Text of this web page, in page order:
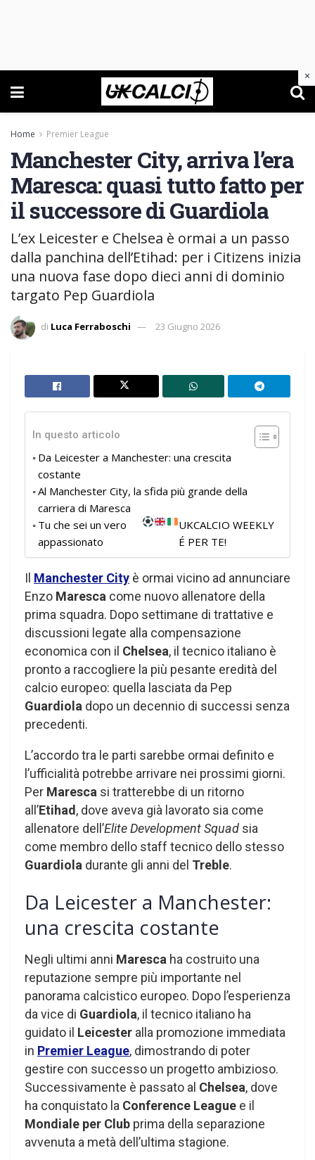
Home Premier League
Manchester City, arriva l’era
Maresca: quasi tutto fatto per
il successore di Guardiola
L’ex Leicester e Chelsea è ormai a un passo
dalla panchina dell’Etihad: per i Citizens inizia
una nuova fase dopo dieci anni di dominio
targato Pep Guardiola
di Luca Ferraboschi 23 Giugno 2026
In questo articolo
Da Leicester a Manchester: una crescita
costante
Al Manchester City, la sfida più grande della
carriera di Maresca
Tu che sei un vero
appassionato
UKCALCIO WEEKLY
É PER TE!
Il Manchester City è ormai vicino ad annunciare
Enzo Maresca come nuovo allenatore della
prima squadra. Dopo settimane di trattative e
discussioni legate alla compensazione
economica con il Chelsea, il tecnico italiano è
pronto a raccogliere la più pesante eredità del
calcio europeo: quella lasciata da Pep
Guardiola dopo un decennio di successi senza
precedenti.
L’accordo tra le parti sarebbe ormai definito e
l’ufficialità potrebbe arrivare nei prossimi giorni.
Per Maresca si tratterebbe di un ritorno
all’Etihad, dove aveva già lavorato sia come
allenatore dell’Elite Development Squad sia
come membro dello staff tecnico dello stesso
Guardiola durante gli anni del Treble.
Da Leicester a Manchester:
una crescita costante
Negli ultimi anni Maresca ha costruito una
reputazione sempre più importante nel
panorama calcistico europeo. Dopo l’esperienza
da vice di Guardiola, il tecnico italiano ha
guidato il Leicester alla promozione immediata
in Premier League, dimostrando di poter
gestire con successo un progetto ambizioso.
Successivamente è passato al Chelsea, dove
ha conquistato la Conference League e il
Mondiale per Club prima della separazione
avvenuta a metà dell’ultima stagione.
×